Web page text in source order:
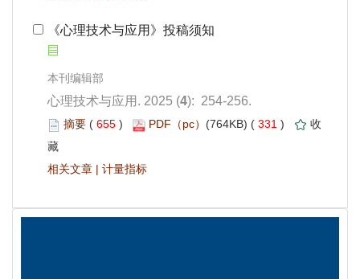
《心理技术与应用》投稿须知
): 254-256.
655 ) 331 )
|